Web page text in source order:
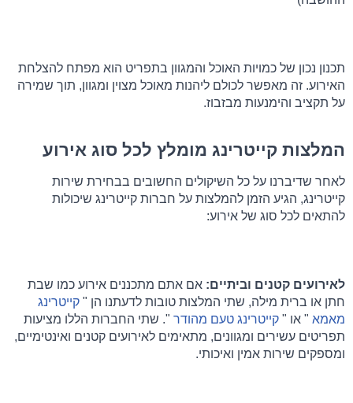
על תקציב והימנעות מבזבוז.
המלצות קייטרינג מומלץ לכל סוג אירוע
להתאים לכל סוג של אירוע:
לאירועים קטנים וביתיים:
חתן או ברית מילה, שתי המלצות טובות לדעתנו הן "
מאמא " או " קייטרינג טעם מהודר
ומספקים שירות אמין ואיכותי.